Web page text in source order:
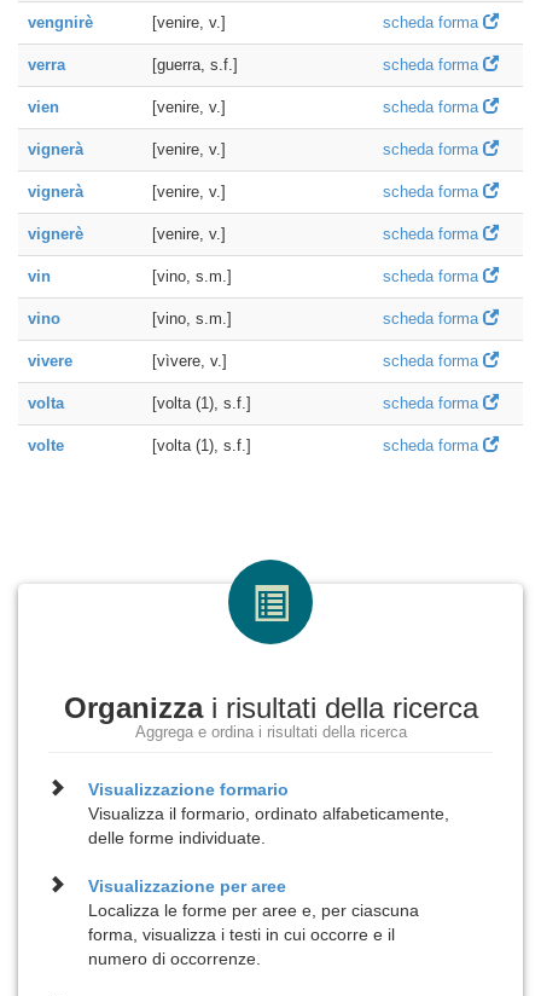
vengnirè [venire, v.] scheda forma
verra [guerra, s.f.] scheda forma
vien [venire, v.] scheda forma
vignerà [venire, v.] scheda forma
vignerà [venire, v.] scheda forma
vignerè [venire, v.] scheda forma
vin [vino, s.m.] scheda forma
vino [vino, s.m.] scheda forma
vivere [vìvere, v.] scheda forma
volta [volta (1), s.f.] scheda forma
volte [volta (1), s.f.] scheda forma
Organizzai risultati della ricerca
Aggrega e ordina i risultati della ricerca
Visualizzazioneformario
Visualizza il formario, ordinato alfabeticamente,
delle forme individuate.
Visualizzazione peraree
Localizza le forme per aree e, per ciascuna
forma, visualizza i testi in cui occorre e il
numero di occorrenze.